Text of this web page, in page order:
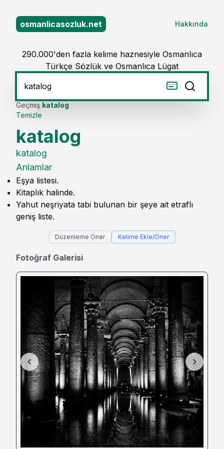
osmanlicasozluk.net Hakkında
290.000'den fazla kelime haznesiyle Osmanlıca
Türkçe Sözlük ve Osmanlıca Lügat
Geçmiş
Temizle
katalog
katalog
katalog
Anlamlar
Eşya listesi.
Kitaplık halinde.
Yahut neşriyata tabi bulunan bir şeye ait etraflı
geniş liste.
Düzenleme Öner Kelime Ekle/Öner
Fotoğraf Galerisi